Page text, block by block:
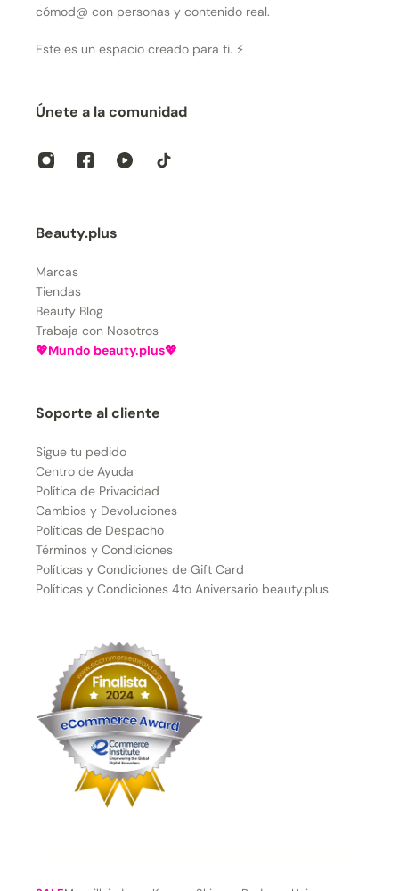
cómod@ con personas y contenido real.
Este es un espacio creado para ti. ⚡
Únete a la comunidad
Beauty.plus
Marcas
Tiendas
Beauty Blog
Trabaja con Nosotros
💖Mundo beauty.plus💖
Soporte al cliente
Sigue tu pedido
Centro de Ayuda
Política de Privacidad
Cambios y Devoluciones
Políticas de Despacho
Términos y Condiciones
Políticas y Condiciones de Gift Card
Políticas y Condiciones 4to Aniversario beauty.plus